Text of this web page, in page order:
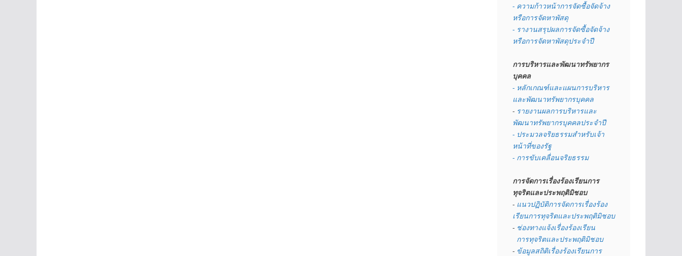
- ความก้าวหน้าการจัดซื้อจัดจ้าง
หรือการจัดหาพัสดุ
- รางานสรุปผลการจัดซื้อจัดจ้าง
หรือการจัดหาพัสดุประจำปี
การบริหารและพัฒนาทรัพยากร
บุคคล
- หลักเกณฑ์และแผนการบริหาร
และพัฒนาทรัพยากรบุคคล
- รายงานผลการบริหารและ
พัฒนาทรัพยากรบุคคลประจำปี
- ประมวลจริยธรรมสำหรับเจ้า
หน้าที่ของรัฐ
- การขับเคลื่อนจริยธรรม
การจัดการเรื่องร้องเรียนการ
ทุจริตและประพฤติมิชอบ
- แนวปฏิบัติการจัดการเรื่องร้อง
เรียนการทุจริตและประพฤติมิชอบ
- ช่องทางแจ้งเรื่องร้องเรียน
  การทุจริตและประพฤติมิชอบ
- ข้อมูลสถิติเรื่องร้องเรียนการ